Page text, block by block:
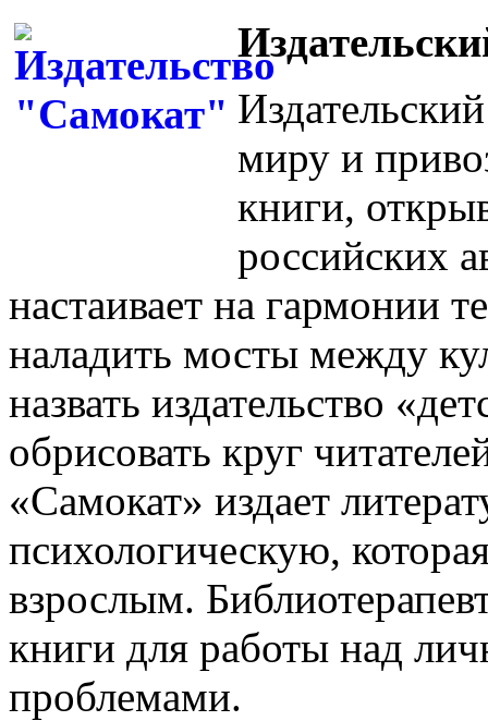
миру и
книги,
российских
настаивает на гармонии
наладить мосты между
назвать издательство
обрисовать круг
«Самокат» издает
психологическую,
взрослым.
книги для работы над
проблемами.